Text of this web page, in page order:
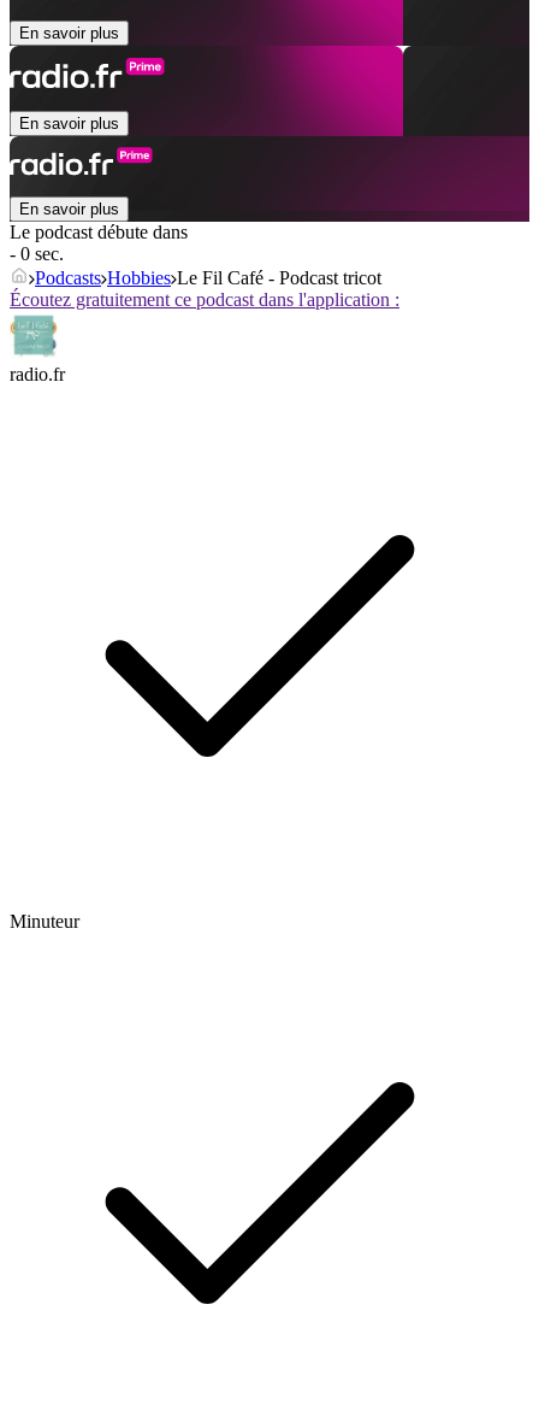
En savoir plus
En savoir plus
En savoir plus
Le podcast débute dans
- 0 sec.
Podcasts Hobbies Le Fil Café - Podcast tricot
Écoutez gratuitement ce podcast dans l'application :
radio.fr
Minuteur